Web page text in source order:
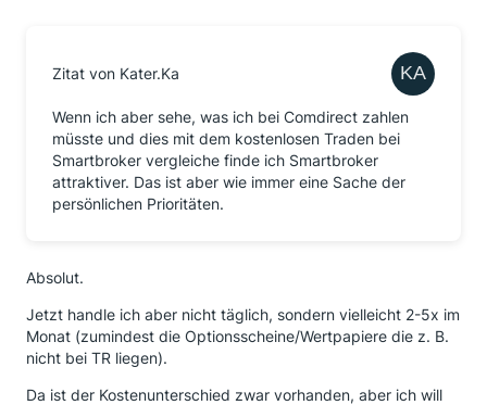
Zitat von Kater.Ka
Wenn ich aber sehe, was ich bei Comdirect zahlen
müsste und dies mit dem kostenlosen Traden bei
Smartbroker vergleiche finde ich Smartbroker
attraktiver. Das ist aber wie immer eine Sache der
persönlichen Prioritäten.
Absolut.
Jetzt handle ich aber nicht täglich, sondern vielleicht 2-5x im
Monat (zumindest die Optionsscheine/Wertpapiere die z. B.
nicht bei TR liegen).
Da ist der Kostenunterschied zwar vorhanden, aber ich will